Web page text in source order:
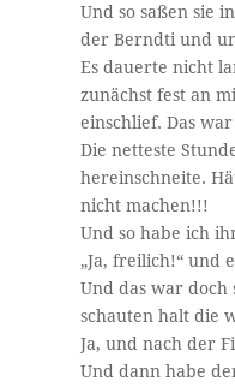
Und so saßen sie
der Berndti und
Es dauerte nicht
zunächst fest an
einschlief. Das
Die netteste
hereinschneite.
nicht machen!!!
Und so habe ich
„Ja, freilich!“ und
Und das war doch
schauten halt die
Ja, und nach der
Und dann habe